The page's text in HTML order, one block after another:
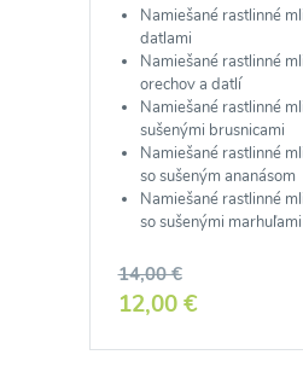
Namiešané rastlinné
datlami
Namiešané rastlinné
orechov a datlí
Namiešané rastlinné
sušenými brusnicami
Namiešané rastlinné
so sušeným ananásom
Namiešané rastlinné
so sušenými marhuľami
14,00 €
12,00 €